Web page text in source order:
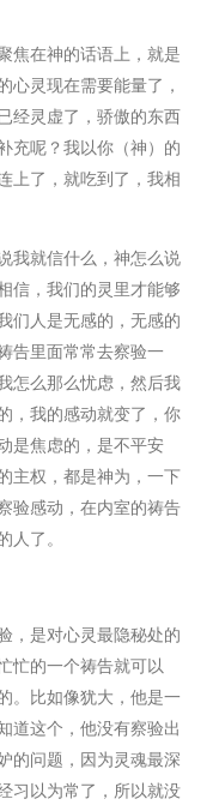
焦在神的话语上，就是
心灵现在需要能量了，
经灵虚了，骄傲的东⻄
充呢？我以你（神）的
上了，就吃到了，我相
我就信什么，神怎么说
信，我们的灵里才能够
们人是无感的，无感的
告里面常常去察验一
怎么那么忧虑，然后我
，我的感动就变了，你
是焦虑的，是不平安
主权，都是神为，一下
验感动，在内室的祷告
人了。
，是对心灵最隐秘处的
忙的一个祷告就可以
。比如像犹大，他是一
道这个，他没有察验出
的问题，因为灵魂最深
习以为常了，所以就没